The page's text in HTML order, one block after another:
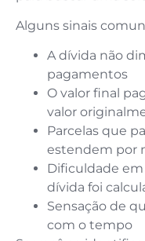
Alguns sinais
A dívida não
pagamentos
O valor final
valor
Parcelas que
estendem por
Dificuldade
dívida foi
Sensação de
com o tempo